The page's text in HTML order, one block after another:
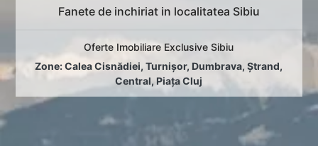
Fanete de inchiriat in localitatea Sibiu
Oferte Imobiliare Exclusive Sibiu
Zone:Calea Cisnădiei,Turnișor, Dumbrava,Ștrand,
Central,Piața Cluj